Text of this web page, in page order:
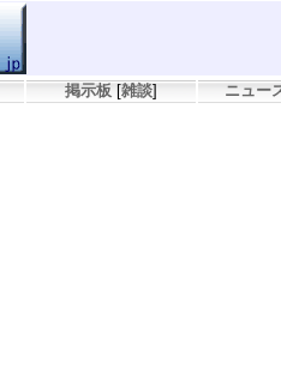
掲示板 [雑談] ニュー